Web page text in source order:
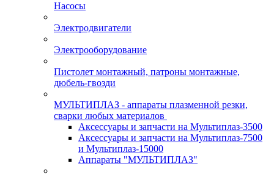
Насосы
Электродвигатели
Электрооборудование
Пистолет монтажный, патроны монтажные,
дюбель-гвозди
МУЛЬТИПЛАЗ - аппараты плазменной резки,
сварки любых материалов
Аксессуары и запчасти на Мультиплаз-3500
Аксессуары и запчасти на Мультиплаз-7500
и Мультиплаз-15000
Аппараты "МУЛЬТИПЛАЗ"